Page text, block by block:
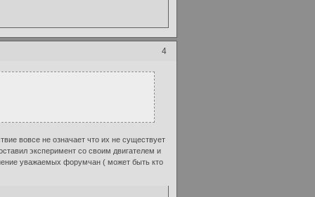
4
вовсе не означает что их не существует
эксперимент со своим двигателем и
уважаемых форумчан ( может быть кто